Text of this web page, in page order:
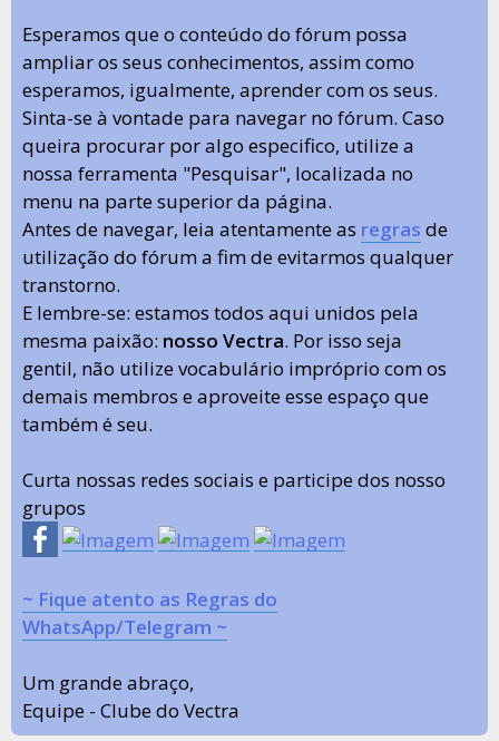
Esperamos que o conteúdo do fórum possa
ampliar os seus conhecimentos, assim como
esperamos, igualmente, aprender com os seus.
Sinta-se à vontade para navegar no fórum. Caso
queira procurar por algo especifico, utilize a
nossa ferramenta "Pesquisar", localizada no
menu na parte superior da página.
Antes de navegar, leia atentamente as regras de
utilização do fórum a fim de evitarmos qualquer
transtorno.
E lembre-se: estamos todos aqui unidos pela
mesma paixão: nosso Vectra. Por isso seja
gentil, não utilize vocabulário impróprio com os
demais membros e aproveite esse espaço que
também é seu.
Curta nossas redes sociais e participe dos nosso
grupos
~ Fique atento as Regras do
WhatsApp/Telegram ~
Um grande abraço,
Equipe - Clube do Vectra